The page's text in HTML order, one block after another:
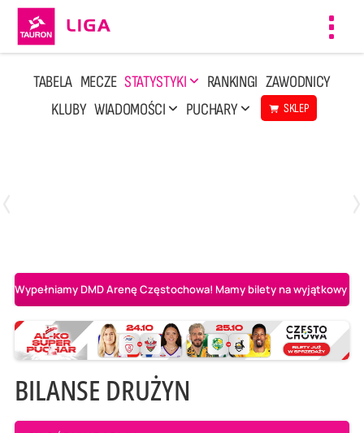
TABELA MECZE STATYSTYKI RANKINGI ZAWODNICY
KLUBY WIADOMOŚCI PUCHARY SKLEP
Wypełniamy DMD Arenę Częstochowa! Mamy bilety na wyjątkowy
BILANSE DRUŻYN